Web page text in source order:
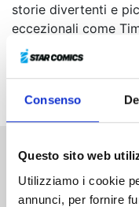
Consenso
Questo sito web
Utilizziamo i cookie
annunci, per fornire
storie divertenti e
eccezionali come
HEXWARE,
Chef's Kiss
Altri